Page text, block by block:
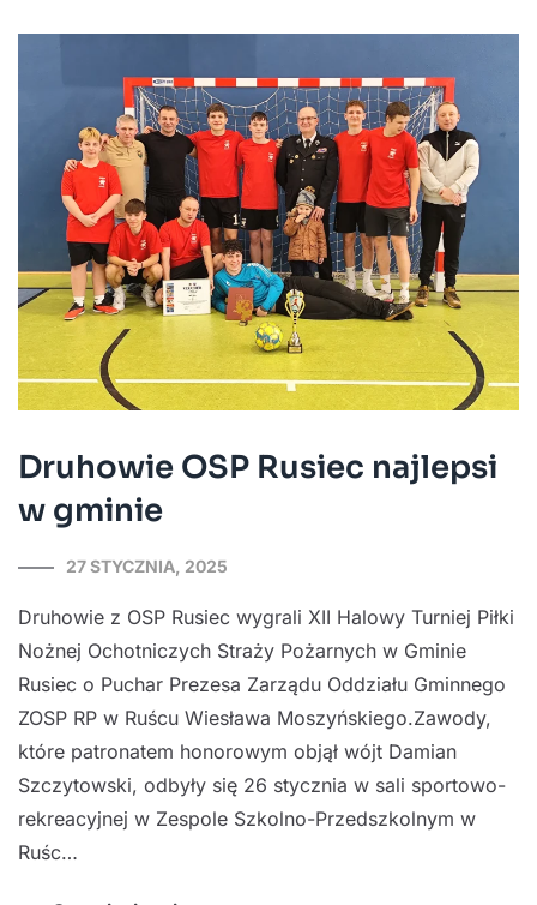
Druhowie OSP Rusiec najlepsi
w gminie
27 STYCZNIA, 2025
Druhowie z OSP Rusiec wygrali XII Halowy Turniej Piłki
Nożnej Ochotniczych Straży Pożarnych w Gminie
Rusiec o Puchar Prezesa Zarządu Oddziału Gminnego
ZOSP RP w Ruścu Wiesława Moszyńskiego.Zawody,
które patronatem honorowym objął wójt Damian
Szczytowski, odbyły się 26 stycznia w sali sportowo-
rekreacyjnej w Zespole Szkolno-Przedszkolnym w
Ruśc…